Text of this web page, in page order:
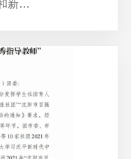
新…